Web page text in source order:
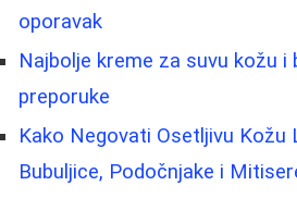
oporavak
Najbolje kreme za suvu kožu i
preporuke
Kako Negovati Osetljivu Kožu
Bubuljice, Podočnjake i